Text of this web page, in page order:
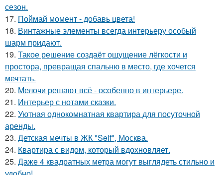
сезон.
17. Поймай момент - добавь цвета!
18. Винтажные элементы всегда интерьеру особый
шарм придают.
19. Такое решение создаёт ощущение лёгкости и
простора, превращая спальню в место, где хочется
мечтать.
20. Мелочи решают всё - особенно в интерьере.
21. Интерьер с нотами сказки.
22. Уютная однокомнатная квартира для посуточной
аренды.
23. Детская мечты в ЖК "Self", Москва.
24. Квартира с видом, который вдохновляет.
25. Даже 4 квадратных метра могут выглядеть стильно и